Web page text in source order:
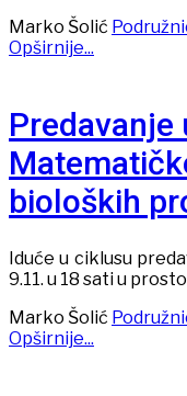
Marko Šolić
Opširnije...
Predavanje
bioloških
Iduće u ciklusu
9.11. u 18 sati u
Marko Šolić
Opširnije...